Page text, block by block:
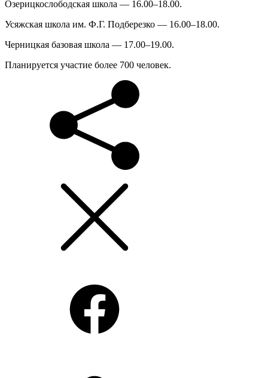
Озерицкослободская школа — 16.00–18.00.
Усяжская школа им. Ф.Г. Подберезко — 16.00–18.00.
Черницкая базовая школа — 17.00–19.00.
Планируется участие более 700 человек.